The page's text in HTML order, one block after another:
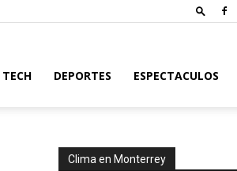
TECH DEPORTES ESPECTACULOS
Clima en Monterrey